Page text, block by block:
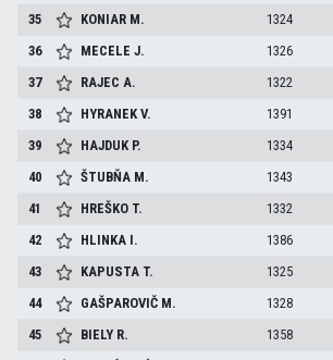
35
KONIAR M. 1324
36
MECELEJ. 1326
37
RAJECA. 1322
38
HYRANEKV. 1391
39
HAJDUK P. 1334
40
ŠTUBŇA M. 1343
41
HREŠKO T. 1332
42
HLINKA I. 1386
43
KAPUSTA T. 1325
44
GAŠPAROVIČ M. 1328
45
BIELY R. 1358